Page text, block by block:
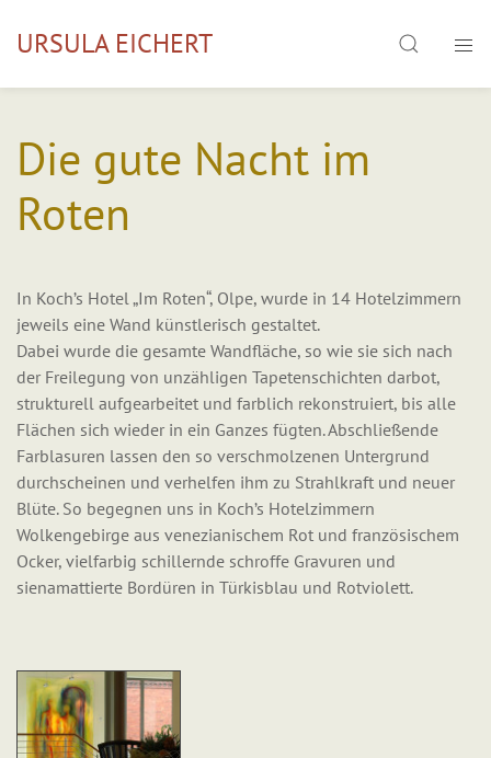
URSULA EICHERT Search
Die gute Nacht im
Roten
In Koch’s Hotel „Im Roten“, Olpe, wurde in 14 Hotelzimmern
jeweils eine Wand künstlerisch gestaltet.
Dabei wurde die gesamte Wandfläche, so wie sie sich nach
der Freilegung von unzähligen Tapetenschichten darbot,
strukturell aufgearbeitet und farblich rekonstruiert, bis alle
Flächen sich wieder in ein Ganzes fügten. Abschließende
Farblasuren lassen den so verschmolzenen Untergrund
durchscheinen und verhelfen ihm zu Strahlkraft und neuer
Blüte. So begegnen uns in Koch’s Hotelzimmern
Wolkengebirge aus venezianischem Rot und französischem
Ocker, vielfarbig schillernde schroffe Gravuren und
sienamattierte Bordüren in Türkisblau und Rotviolett.